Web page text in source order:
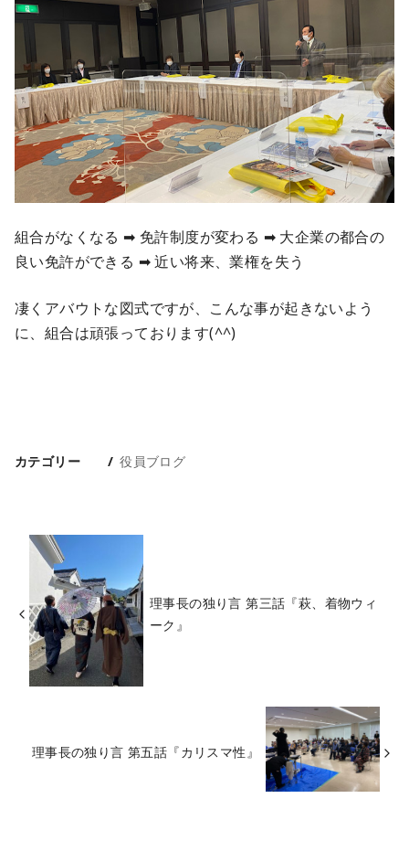
組合がなくなる ➡ 免許制度が変わる ➡ 大企業の都合の
良い免許ができる ➡ 近い将来、業権を失う
凄くアバウトな図式ですが、こんな事が起きないよう
に、組合は頑張っております(^^)
カテゴリー 役員ブログ
理事長の独り言 第三話『萩、着物ウィ
ーク』
理事長の独り言 第五話『カリスマ性』